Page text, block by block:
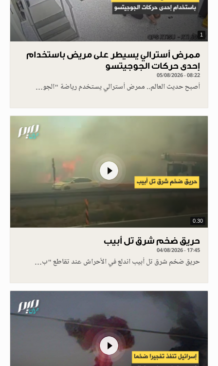
1
ممرض أسترالي يسيطر على مريض باستخدام
إحدى حركات الجوجيتسو
05/08/2026 - 08:22
أصبح حديث العالم.. ممرض أسترالي يستخدم رياضة "الجو…
0.30
حريق ضخم شرق تل أبيب
04/08/2026 - 17:45
حريق ضخم شرق تل أبيب اندلع في الأحراش عند تقاطع "ب…